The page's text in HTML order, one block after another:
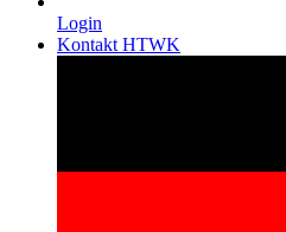
Login
Kontakt HTWK